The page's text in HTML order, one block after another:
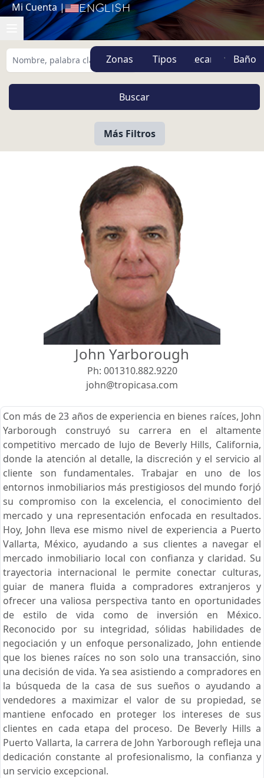
Mi Cuenta | English
Zonas Tipos
Más Filtros
Vista
Pie de Playa Buscar usando:
USD MXN
Menor Precio Primero
John Yarborough
Ph: 001310.882.9220
john@tropicasa.com
Con más de 23 años de experiencia en bienes raíces, John
Yarborough construyó su carrera en el altamente
competitivo mercado de lujo de Beverly Hills, California,
donde la atención al detalle, la discreción y el servicio al
cliente son fundamentales. Trabajar en uno de los
entornos inmobiliarios más prestigiosos del mundo forjó
su compromiso con la excelencia, el conocimiento del
mercado y una representación enfocada en resultados.
Hoy, John lleva ese mismo nivel de experiencia a Puerto
Vallarta, México, ayudando a sus clientes a navegar el
mercado inmobiliario local con confianza y claridad. Su
trayectoria internacional le permite conectar culturas,
guiar de manera fluida a compradores extranjeros y
ofrecer una valiosa perspectiva tanto en oportunidades
de estilo de vida como de inversión en México.
Reconocido por su integridad, sólidas habilidades de
negociación y un enfoque personalizado, John entiende
que los bienes raíces no son solo una transacción, sino
una decisión de vida. Ya sea asistiendo a compradores en
la búsqueda de la casa de sus sueños o ayudando a
vendedores a maximizar el valor de su propiedad, se
mantiene enfocado en proteger los intereses de sus
clientes en cada etapa del proceso. De Beverly Hills a
Puerto Vallarta, la carrera de John Yarborough refleja una
dedicación constante al profesionalismo, la confianza y
un servicio excepcional.